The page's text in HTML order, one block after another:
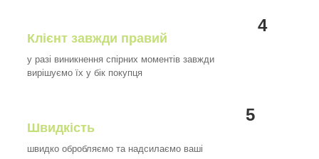
4
Клієнт завжди правий
у разі виникнення спірних моментів завжди
вирішуємо їх у бік покупця
5
Швидкість
швидко обробляємо та надсилаємо ваші